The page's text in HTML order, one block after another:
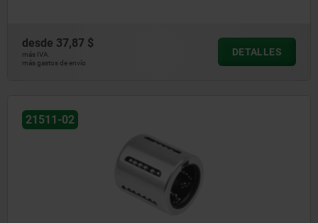
desde 37,87 $
más IVA.
más gastos de envío
DETALLES
21511-02